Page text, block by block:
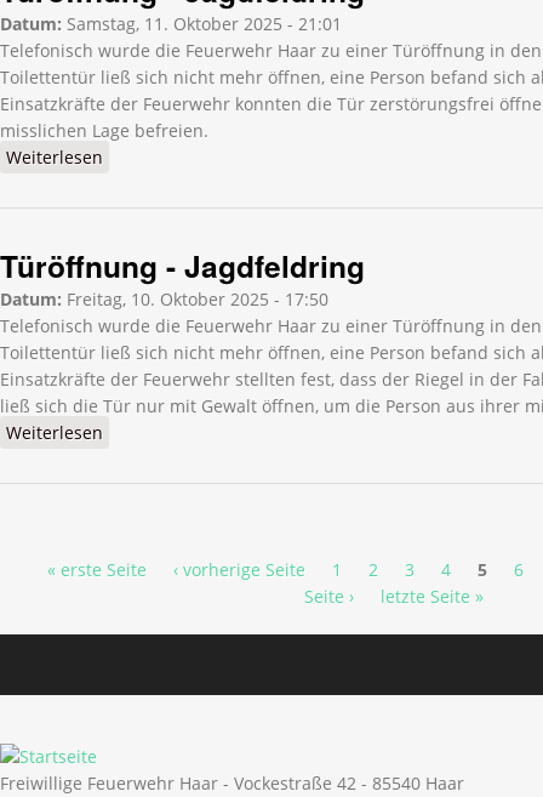
Datum: Samstag, 11. Oktober 2025 - 21:01
Telefonisch wurde die Feuerwehr Haar zu einer Türöffnung in
Toilettentür ließ sich nicht mehr öffnen, eine Person befand sich
Einsatzkräfte der Feuerwehr konnten die Tür zerstörungsfrei
misslichen Lage befreien.
Weiterlesen
Türöffnung - Jagdfeldring
Datum: Freitag, 10. Oktober 2025 - 17:50
Telefonisch wurde die Feuerwehr Haar zu einer Türöffnung in
Toilettentür ließ sich nicht mehr öffnen, eine Person befand sich
Einsatzkräfte der Feuerwehr stellten fest, dass der Riegel in der
ließ sich die Tür nur mit Gewalt öffnen, um die Person aus ihrer
Weiterlesen
« erste Seite ‹ vorherige Seite 1 2 3 4 5
6
Seite ›
letzte Seite »
Freiwillige Feuerwehr Haar - Vockestraße 42 - 85540 Haar